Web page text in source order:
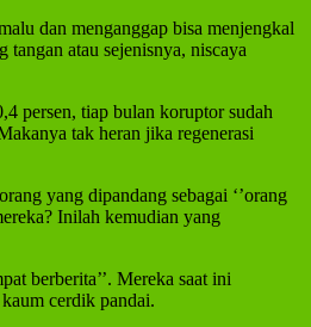
dan menganggap bisa menjengkal
atau sejenisnya, niscaya
persen, tiap bulan koruptor sudah
tak heran jika regenerasi
yang dipandang sebagai ‘’orang
Inilah kemudian yang
berberita’’. Mereka saat ini
cerdik pandai.